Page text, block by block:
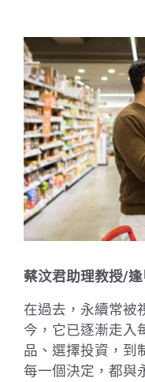
蔡汶君助理教授/
在過去，永續常被
今，它已逐漸走入
品、選擇投資，到
每一個決定，都與